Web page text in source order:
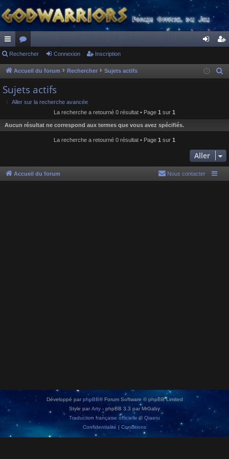
ac
co
ur
ci
or
u
s
ne cri
Rechercher Connexion Inscription
Accueil du forum Rechercher Sujets actifs
h
e
Sujets actifs
Aller sur la recherche avancée
La recherche a retourné 0 résultat • Page 1 sur 1
Aucun résultat ne correspond aux termes que vous avez spécifiés.
La recherche a retourné 0 résultat • Page 1 sur 1
Aller
Accueil du forum Nous contacter
Développé par phpBB® Forum Software © phpBB Limited
Style parArty - phpBB 3.3 par MrGaby
Traduction française officielle ©Qiaeru
Confidentialité | Conditions